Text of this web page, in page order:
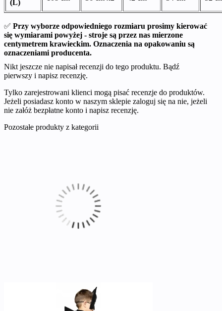
(L)
✅ Przy wyborze odpowiedniego rozmiaru prosimy kierować
się wymiarami powyżej - stroje są przez nas mierzone
centymetrem krawieckim. Oznaczenia na opakowaniu są
oznaczeniami producenta.
Nikt jeszcze nie napisał recenzji do tego produktu. Bądź
pierwszy i napisz recenzję.
Tylko zarejestrowani klienci mogą pisać recenzje do produktów.
Jeżeli posiadasz konto w naszym sklepie zaloguj się na nie, jeżeli
nie załóż bezpłatne konto i napisz recenzję.
Pozostałe produkty z kategorii